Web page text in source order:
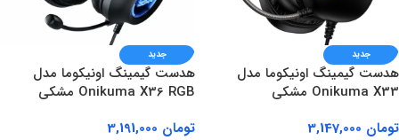
جدید
هدست گیمینگ اونیکوما مدل
Onikuma X33 مشکی
تومان
جدید
هدست گیمینگ اونیکوما مدل
Onikuma X36 RGB مشکی
تومان